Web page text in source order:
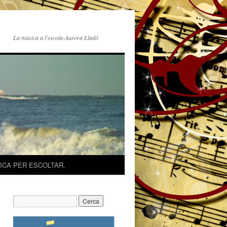
La música a l'escola-Aurora Lladó
PER ESCOLTAR.